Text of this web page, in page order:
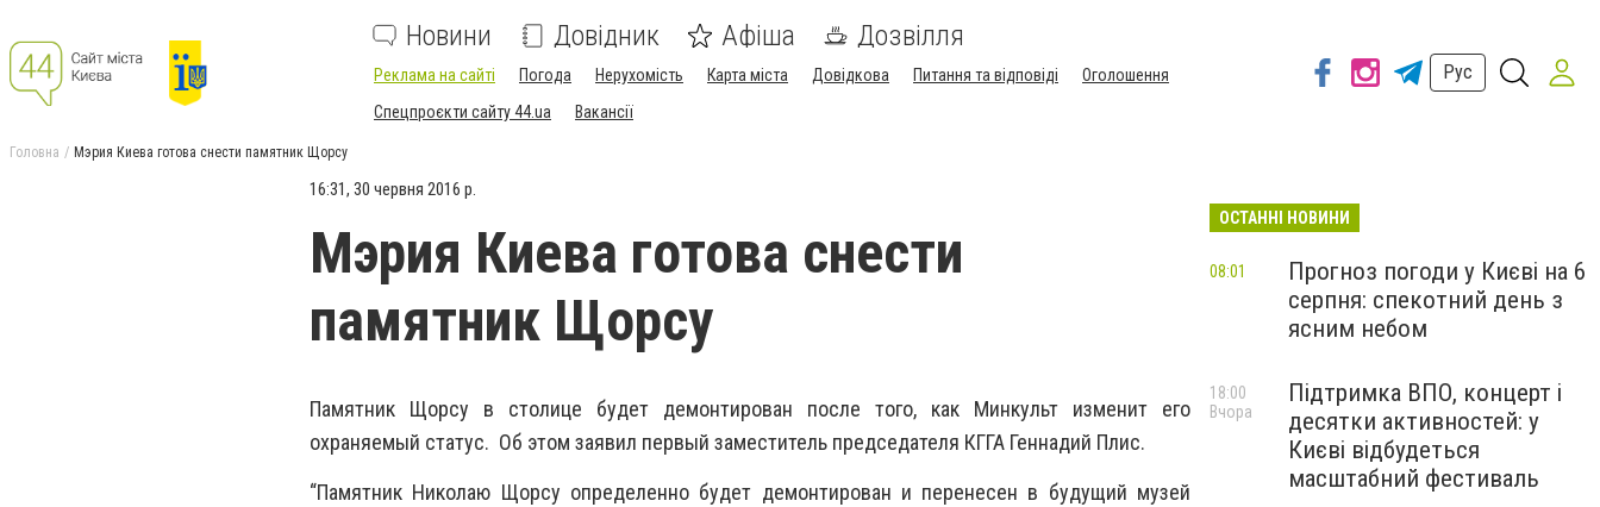
Новини Довідник Афіша Дозвілля
Реклама на сайті Погода Нерухомість Карта міста Довідкова Питання та відповіді
Оголошення
Спецпроєкти сайту 44.ua
Вакансії
Рус
Головна Мэрия Киева готова снести памятник Щорсу
16:31, 30 червня 2016 р.
Мэрия Киева готова снести
памятник Щорсу
Памятник Щорсу в столице будет демонтирован после того, как Минкульт изменит его
охраняемый статус. Об этом заявил первый заместитель председателя КГГА Геннадий Плис.
“Памятник Николаю Щорсу определенно будет демонтирован и перенесен в будущий музей
ОСТАННІ НОВИНИ
Прогноз погоди у Києві на 6
серпня: спекотний день з
ясним небом
08:01
Підтримка ВПО, концерт і
десятки активностей: у
Києві відбудеться
масштабний фестиваль
18:00
Вчора